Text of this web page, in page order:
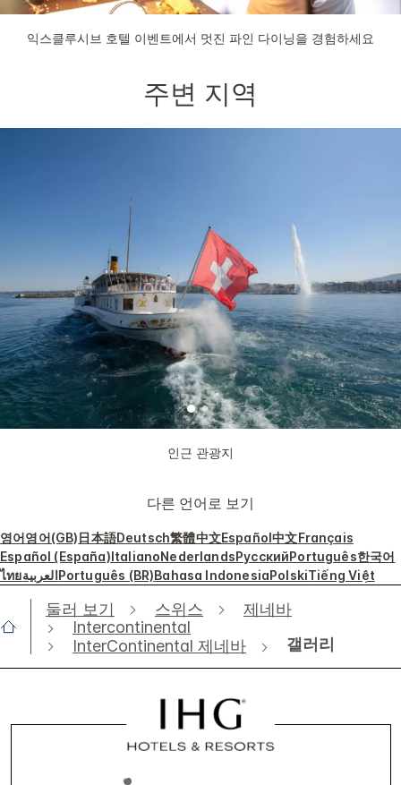
익스클루시브 호텔 이벤트에서 멋진 파인 다이닝을 경험하세요
주변 지역
인근 관광지
다른 언어로 보기
영어영어(GB)日本語Deutsch繁體中文Español中文Français
Español (España)ItalianoNederlandsРусскийPortuguês한국어
ไทยالعربيةPortuguês (BR)Bahasa IndonesiaPolskiTiếng Việt
둘러 보기 스위스
제네바
Intercontinental
InterContinental 제네바
갤러리